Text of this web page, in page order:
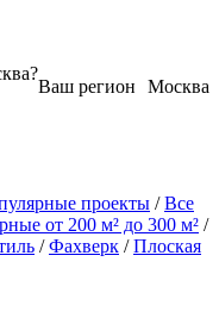
Москва
Ваш регион
?
проекты /Все
от 200 м² до 300 м² /
/Фахверк /Плоская